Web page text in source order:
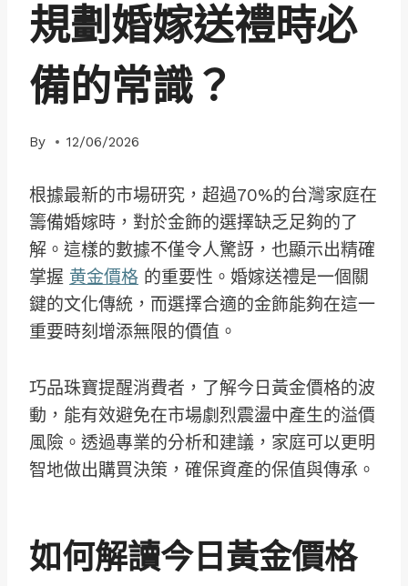
規劃婚嫁送禮時必
備的常識？
By 12/06/2026
根據最新的市場研究，超過70%的台灣家庭在
籌備婚嫁時，對於金飾的選擇缺乏足夠的了
解。這樣的數據不僅令人驚訝，也顯示出精確
掌握 黄金價格 的重要性。婚嫁送禮是一個關
鍵的文化傳統，而選擇合適的金飾能夠在這一
重要時刻增添無限的價值。
巧品珠寶提醒消費者，了解今日黃金價格的波
動，能有效避免在市場劇烈震盪中產生的溢價
風險。透過專業的分析和建議，家庭可以更明
智地做出購買決策，確保資產的保值與傳承。
如何解讀今日黃金價格